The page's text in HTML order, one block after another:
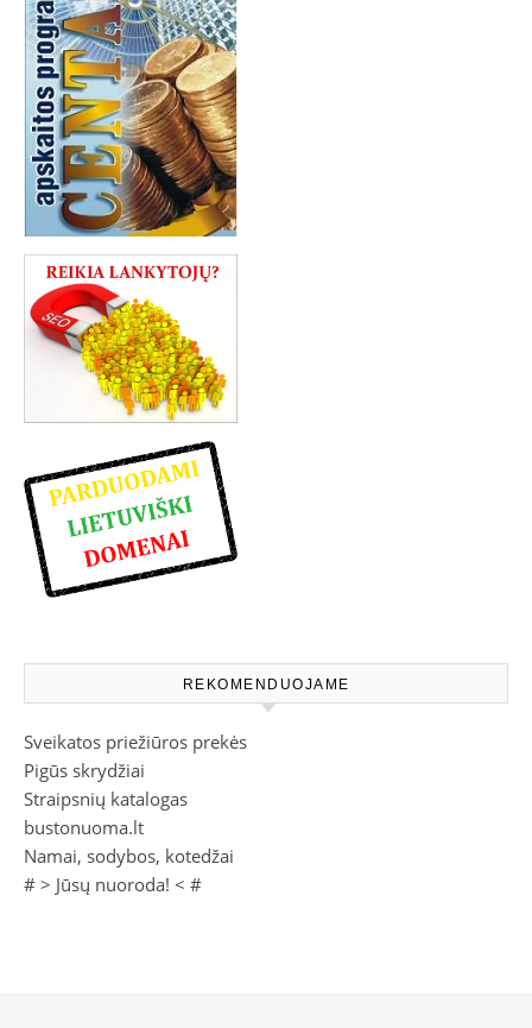
REKOMENDUOJAME
Sveikatos priežiūros prekės
Pigūs skrydžiai
Straipsnių katalogas
bustonuoma.lt
Namai, sodybos, kotedžai
# > Jūsų nuoroda! < #